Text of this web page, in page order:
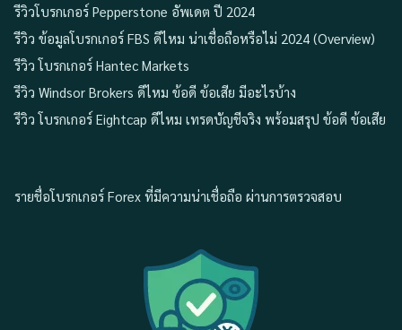
รีวิวโบรกเกอร์ Pepperstone อัพเดต ปี 2024
รีวิว ข้อมูลโบรกเกอร์ FBS ดีไหม น่าเชื่อถือหรือไม่ 2024 (Overview)
รีวิว โบรกเกอร์ Hantec Markets
รีวิว Windsor Brokers ดีไหม ข้อดี ข้อเสีย มีอะไรบ้าง
รีวิว โบรกเกอร์ Eightcap ดีไหม เทรดบัญชีจริง พร้อมสรุป ข้อดี ข้อเสีย
รายชื่อโบรกเกอร์ Forex ที่มีความน่าเชื่อถือ ผ่านการตรวจสอบ